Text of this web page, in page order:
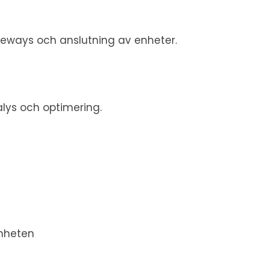
och anslutning av enheter.
och optimering.